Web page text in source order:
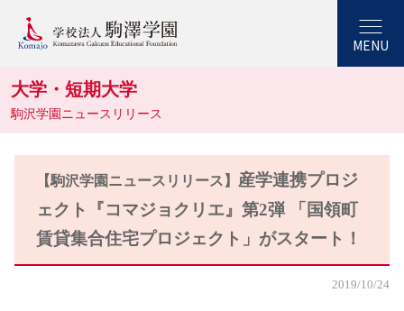
MENU
大学・短期大学
駒沢学園ニュースリリース
【駒沢学園ニュースリリース】 産学連携プロジ
ェクト『コマジョクリエ』第2弾 「国領町
賃貸集合住宅プロジェクト」がスタート！
2019/10/24